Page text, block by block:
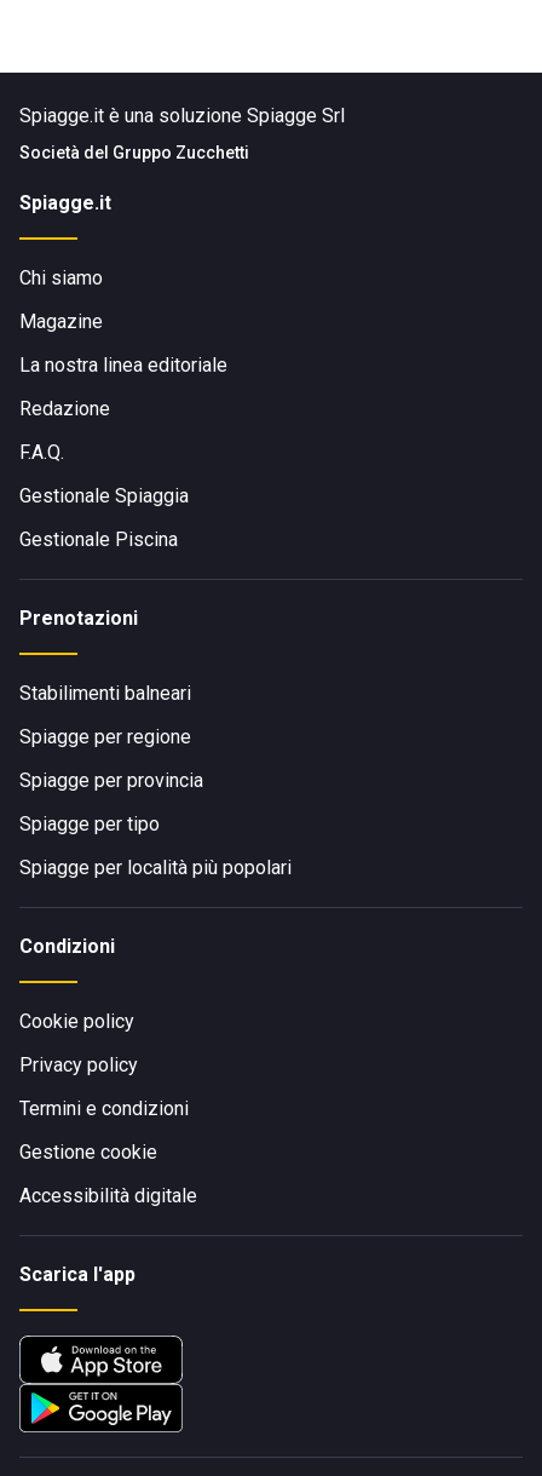
Spiagge.it è una soluzione Spiagge Srl
Società del Gruppo Zucchetti
Spiagge.it
Chi siamo
Magazine
La nostra linea editoriale
Redazione
F.A.Q.
Gestionale Spiaggia
Gestionale Piscina
Prenotazioni
Stabilimenti balneari
Spiagge per regione
Spiagge per provincia
Spiagge per tipo
Spiagge per località più popolari
Condizioni
Cookie policy
Privacy policy
Termini e condizioni
Gestione cookie
Accessibilità digitale
Scarica l'app